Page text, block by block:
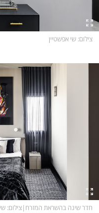
צילום: שי אפשטיין
חדר שינה בהשראת המזרח |צילום: